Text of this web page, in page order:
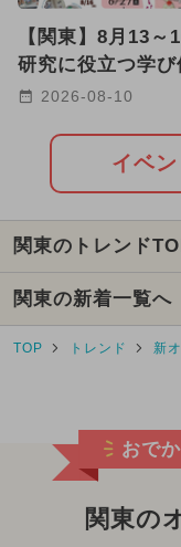
【関東】8月13～
研究に役立つ学び
昆虫・謎解き・お
2026-08-10
イベ
関東のトレンド
関東の新着一覧へ
TOP トレンド 新
おで
関東の